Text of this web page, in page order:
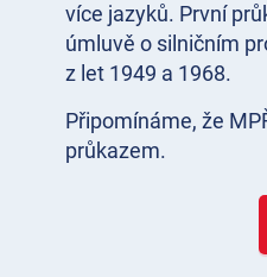
více jazyků. První
úmluvě o silničním
z let 1949 a 1968.
Připomínáme, že
průkazem.